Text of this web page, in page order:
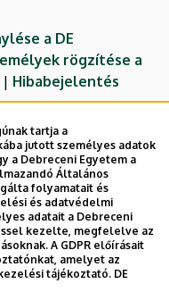
a DE
rögzítése a
| Hibabejelentés
tartja a
jutott személyes adatok
a Debreceni Egyetem a
Általános
folyamatait és
és adatvédelmi
adatait a Debreceni
kezelte, megfelelve az
A GDPR előírásait
amelyet az
tájékoztató. DE